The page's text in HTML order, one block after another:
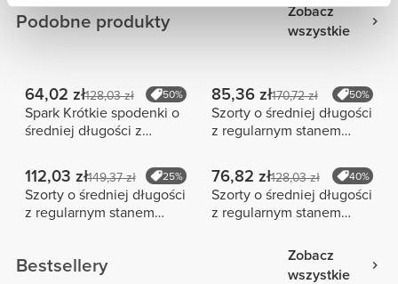
Podobne produkty
Zobacz
wszystkie
64,02 zł128,03 zł 50%
Spark Krótkie spodenki o
średniej długości z
85,36 zł170,72 zł 50%
Szorty o średniej długości
z regularnym stanem
112,03 zł149,37 zł 25%
Szorty o średniej długości
z regularnym stanem
76,82 zł128,03 zł 40%
Szorty o średniej długości
z regularnym stanem
Bestsellery
Zobacz
wszystkie